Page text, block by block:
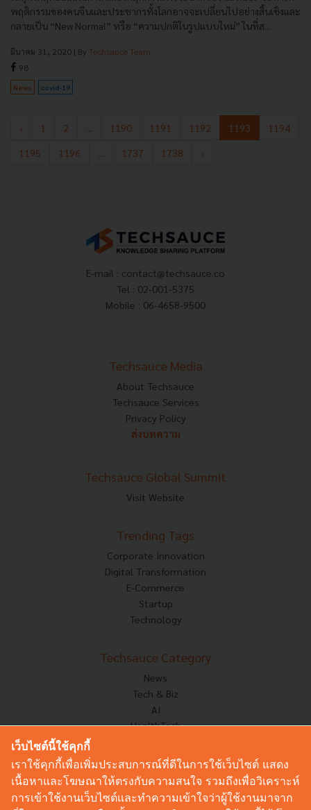
พฤติกรรมของคนจีนและประชากรทั้งโลกอาจจะเปลี่ยนไปอย่างสิ้นเชิงและ
กลายเป็น “New Normal” หรือ “ความปกติในรูปแบบใหม่” ในที่ส...
มีนาคม 31, 2020 | By Techsauce Team
98
News covid-19
‹ 1 2 1190 1191 1192 1193
1194
1195
1196 1737 1738 ›
E-mail : contact@techsauce.co
Tel : 02-001-5375
Mobile : 06-4658-9500
Techsauce Media
About Techsauce
Techsauce Services
Privacy Policy
ส่งบทความ
Techsauce Global Summit
Visit Website
Trending Tags
Corporate Innovation
Digital Transformation
E-Commerce
Startup
Technology
Techsauce Category
News
Tech & Biz
AI
HealthTech
Corp Innov
Saucy Thoughts
Based On
Sustainable
เว็บไซต์นี้ใช้คุกกี้
เราใช้คุกกี้เพื่อเพิ่มประสบการณ์ที่ดีในการใช้เว็บไซต์ แสดง
เนื้อหาและโฆษณาให้ตรงกับความสนใจ รวมถึงเพื่อวิเคราะห์
การเข้าใช้งานเว็บไซต์และทำความเข้าใจว่าผู้ใช้งานมาจาก